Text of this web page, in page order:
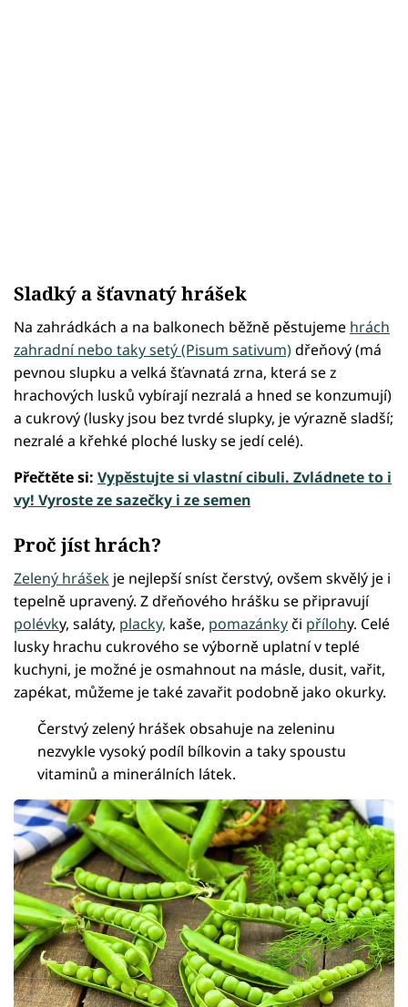
Sladký a šťavnatý hrášek
Na zahrádkách a na balkonech běžně pěstujeme hrách
zahradní nebo taky setý (Pisum sativum)dřeňový (má
pevnou slupku a velká šťavnatá zrna, která se z
hrachových lusků vybírají nezralá a hned se konzumují)
a cukrový (lusky jsou bez tvrdé slupky, je výrazně sladší;
nezralé a křehké ploché lusky se jedí celé).
Přečtěte si: Vypěstujte si vlastní cibuli. Zvládnete to i
vy! Vyroste ze sazečky i ze semen
Proč jíst hrách?
Zelený hrášek je nejlepší sníst čerstvý, ovšem skvělý je i
tepelně upravený. Z dřeňového hrášku se připravují
polévky, saláty, placky, kaše, pomazánkyči přílohy. Celé
lusky hrachu cukrového se výborně uplatní v teplé
kuchyni, je možné je osmahnout na másle, dusit, vařit,
zapékat, můžeme je také zavařit podobně jako okurky.
Čerstvý zelený hrášek obsahuje na zeleninu
nezvykle vysoký podíl bílkovin a taky spoustu
vitaminů a minerálních látek.